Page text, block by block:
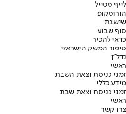
לייף סטייל
הורוסקופ
שישבת
סוף שבוע
כדאי להכיר
סיפור המשק הישראלי
נדל"ן
ראשי
זמני כניסת וצאת השבת
מידע כללי
זמני כניסת וצאת שבת
ראשי
צרו קשר